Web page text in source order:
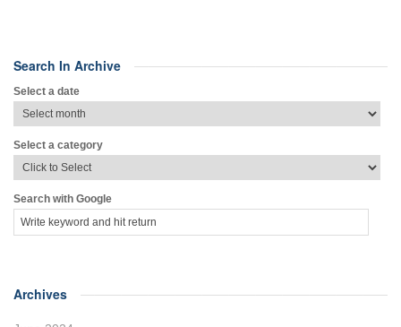
Search In Archive
Select a date
Select a category
Search with Google
Archives